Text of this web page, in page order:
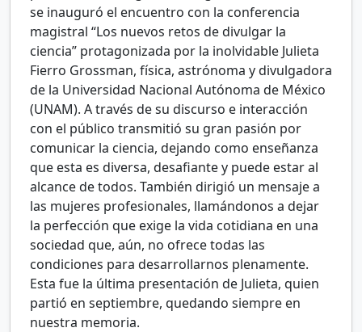
se inauguró el encuentro con la conferencia
magistral “Los nuevos retos de divulgar la
ciencia” protagonizada por la inolvidable Julieta
Fierro Grossman, física, astrónoma y divulgadora
de la Universidad Nacional Autónoma de México
(UNAM). A través de su discurso e interacción
con el público transmitió su gran pasión por
comunicar la ciencia, dejando como enseñanza
que esta es diversa, desafiante y puede estar al
alcance de todos. También dirigió un mensaje a
las mujeres profesionales, llamándonos a dejar
la perfección que exige la vida cotidiana en una
sociedad que, aún, no ofrece todas las
condiciones para desarrollarnos plenamente.
Esta fue la última presentación de Julieta, quien
partió en septiembre, quedando siempre en
nuestra memoria.